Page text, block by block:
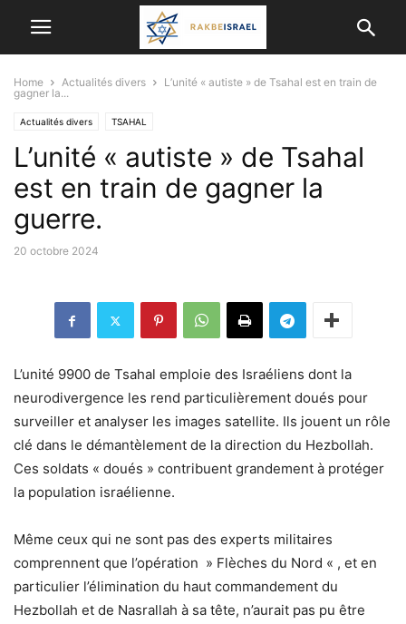
Home Actualités divers
L’unité « autiste » de Tsahal est en train de
gagner la...
Actualités divers TSAHAL
L’unité « autiste » de Tsahal
est en train de gagner la
guerre.
20 octobre 2024
L’unité 9900 de Tsahal emploie des Israéliens dont la
neurodivergence les rend particulièrement doués pour
surveiller et analyser les images satellite. Ils jouent un rôle
clé dans le démantèlement de la direction du Hezbollah.
Ces soldats « doués » contribuent grandement à protéger
la population israélienne.
Même ceux qui ne sont pas des experts militaires
comprennent que l’opération » Flèches du Nord « , et en
particulier l’élimination du haut commandement du
Hezbollah et de Nasrallah à sa tête, n’aurait pas pu être